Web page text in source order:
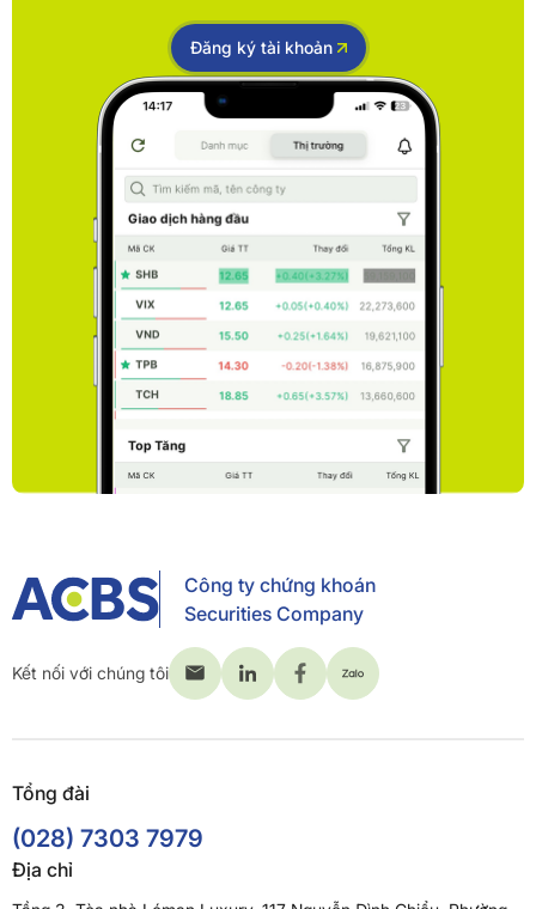
Đăng ký tài khoản
Công ty chứng khoán
Securities Company
Kết nối với chúng tôi
Tổng đài
(028) 7303 7979
Địa chỉ